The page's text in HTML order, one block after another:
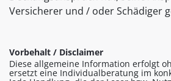
Versicherer und / oder Schädiger
Vorbehalt / Disclaimer
Diese allgemeine Information erfolgt
ersetzt eine Individualberatung im